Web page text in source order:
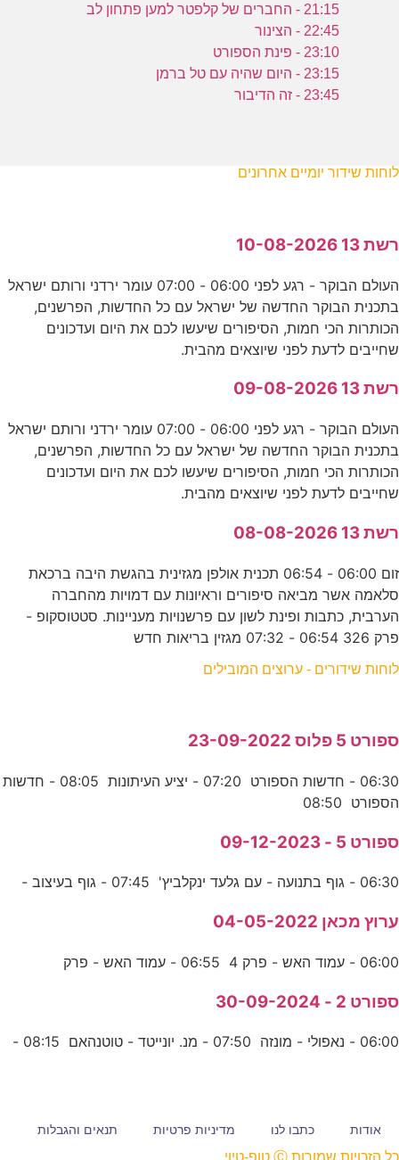
21:15 - החברים של קלפטר למען פתחון לב
22:45 - הצינור
23:10 - פינת הספורט
23:15 - היום שהיה עם טל ברמן
23:45 - זה הדיבור
לוחות שידור יומיים אחרונים
רשת 13 10-08-2026
העולם הבוקר - רגע לפני 06:00 - 07:00 עומר ירדני ורותם ישראל
בתכנית הבוקר החדשה של ישראל עם כל החדשות, הפרשנים,
הכותרות הכי חמות, הסיפורים שיעשו לכם את היום ועדכונים
שחייבים לדעת לפני שיוצאים מהבית.
רשת 13 09-08-2026
העולם הבוקר - רגע לפני 06:00 - 07:00 עומר ירדני ורותם ישראל
בתכנית הבוקר החדשה של ישראל עם כל החדשות, הפרשנים,
הכותרות הכי חמות, הסיפורים שיעשו לכם את היום ועדכונים
שחייבים לדעת לפני שיוצאים מהבית.
רשת 13 08-08-2026
זום 06:00 - 06:54 תכנית אולפן מגזינית בהגשת היבה ברכאת
סלאמה אשר מביאה סיפורים וראיונות עם דמויות מהחברה
הערבית, כתבות ופינת לשון עם פרשנויות מעניינות. סטטוסקופ -
פרק 326 06:54 - 07:32 מגזין בריאות חדש
לוחות שידורים - ערוצים המובילים
ספורט 5 פלוס 23-09-2022
06:30 - חדשות הספורט 07:20 - יציע העיתונות 08:05 - חדשות
הספורט 08:50
ספורט 5 - 09-12-2023
06:30 - גוף בתנועה - עם גלעד ינקלביץ' 07:45 - גוף בעיצוב -
ערוץ מכאן 04-05-2022
06:00 - עמוד האש - פרק 4 06:55 - עמוד האש - פרק
ספורט 2 - 30-09-2024
06:00 - נאפולי - מונזה 07:50 - מנ. יונייטד - טוטנהאם 08:15 -
אודות כתבו לנו מדיניות פרטיות תנאים והגבלות